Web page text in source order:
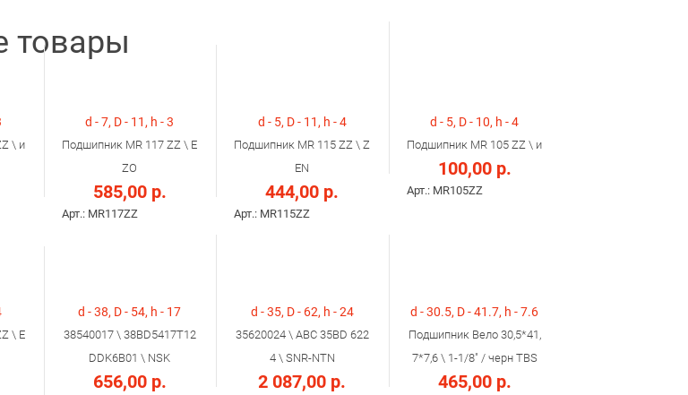
товары
\ и
d - 7, D - 11, h - 3
Подшипник MR 117 ZZ \ E
ZO
585,00 р.
Арт.: MR117ZZ
d - 5, D - 11, h - 4
Подшипник MR 115 ZZ \ Z
EN
444,00 р.
Арт.: MR115ZZ
d - 5, D - 10, h - 4
Подшипник MR 105 ZZ \ и
100,00 р.
Арт.: MR105ZZ
\ E
d - 38, D - 54, h - 17
38540017 \ 38BD5417T12
DDK6B01 \ NSK
656,00 р.
d - 35, D - 62, h - 24
35620024 \ ABC 35BD 622
4 \ SNR-NTN
2 087,00 р.
d - 30.5, D - 41.7, h - 7.6
Подшипник Вело 30,5*41,
7*7,6 \ 1-1/8" / черн TBS
465,00 р.